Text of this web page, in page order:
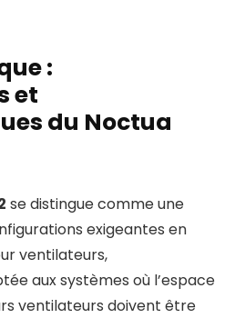
:
et
du Noctua
se distingue comme une
exigeantes en
ventilateurs,
aux systèmes où l’espace
ventilateurs doivent être